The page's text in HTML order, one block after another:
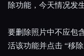
除功能，今天情况发
要删除照片中不应包
活该功能并点击 “移除